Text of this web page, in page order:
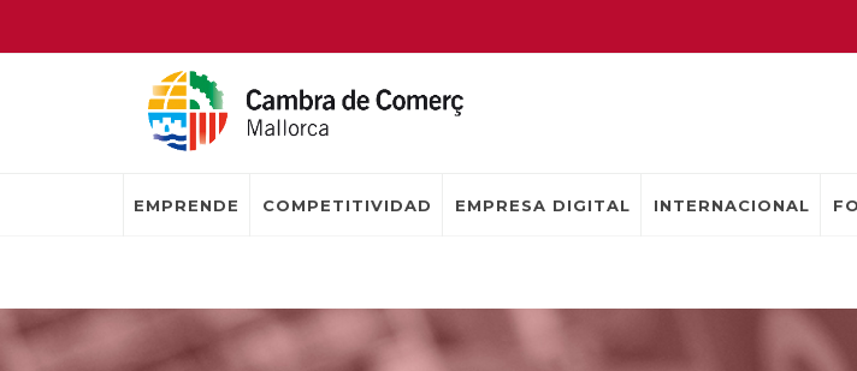
EMPRENDE COMPETITIVIDAD EMPRESA DIGITAL INTERNACIONAL